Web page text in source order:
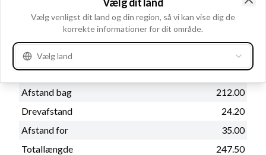
B+
M8x1.25
Drevtype
Stål
Mont. hul 2
11.50
Afstand bag
212.00
Drevafstand
24.20
Afstand for
35.00
Totallængde
247.50
Vælg venligst dit land og din region, så vi kan vise dig de
korrekte informationer for dit område.
Vælg land